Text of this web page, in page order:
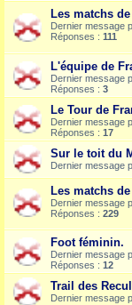
Les matchs
Dernier message
Réponses : 111
L'équipe de
Dernier message
Réponses : 3
Le Tour de
Dernier message
Réponses : 17
Sur le toit du
Dernier message
Les matchs
Dernier message
Réponses : 229
Foot féminin.
Dernier message
Réponses : 12
Trail des
Dernier message